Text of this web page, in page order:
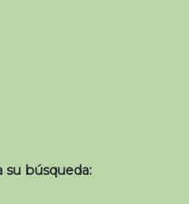
su búsqueda: